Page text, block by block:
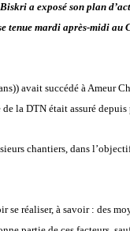
a exposé son plan
tenue mardi après-midi
avait succédé à Ameur
la DTN était assuré
chantiers, dans
réaliser, à savoir : des